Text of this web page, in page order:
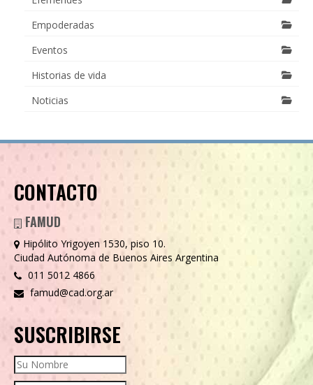
Empoderadas
Eventos
Historias de vida
Noticias
CONTACTO
FAMUD
Hipólito Yrigoyen 1530, piso 10.
Ciudad Autónoma de Buenos Aires Argentina
011 5012 4866
famud@cad.org.ar
SUSCRIBIRSE